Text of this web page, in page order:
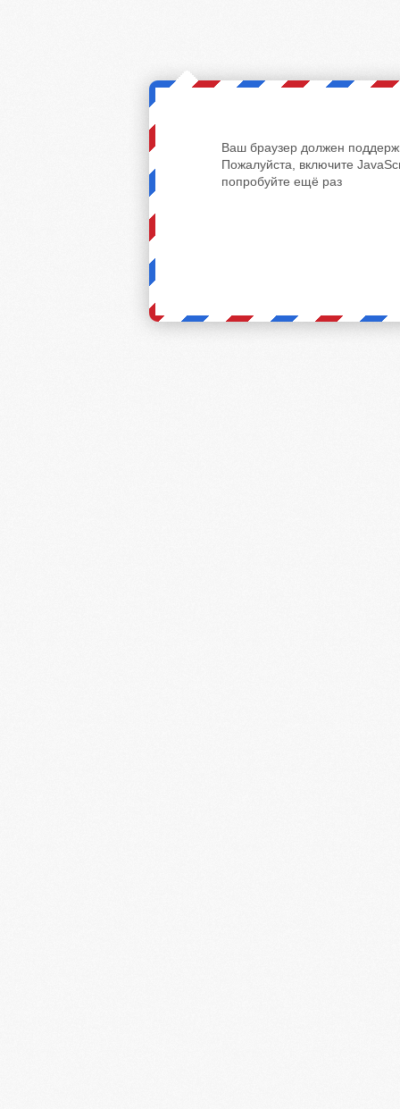
Ваш браузер должен
Пожалуйста, включите
попробуйте ещё раз